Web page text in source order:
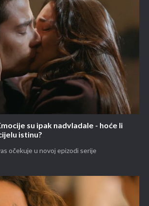
su ipak nadvladale - hoće li
istinu?
očekuje u novoj epizodi serije